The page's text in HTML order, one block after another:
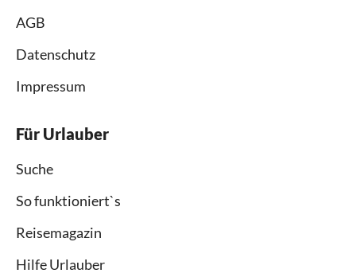
AGB
Datenschutz
Impressum
Für Urlauber
Suche
So funktioniert`s
Reisemagazin
Hilfe Urlauber